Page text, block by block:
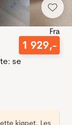
Fra
1 929,-
se
kjøpet. Les